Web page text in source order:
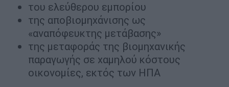
του ελεύθερου εμπορίου
της αποβιομηχάνισης ως
«αναπόφευκτης μετάβασης»
της μεταφοράς της βιομηχανικής
παραγωγής σε χαμηλού κόστους
οικονομίες, εκτός των ΗΠΑ